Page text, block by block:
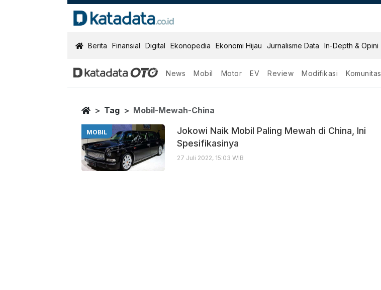
KatadataOTO
Berita Finansial Digital Ekonopedia Ekonomi Hijau Jurnalisme Data In-Depth & Opini
News Mobil Motor EV Review Modifikasi Komunitas
Mobil Mewah China
Berita Terbaru
Home
Tag Mobil-Mewah-China
MOBIL
Jokowi Naik Mobil Paling Mewah di China, Ini
Spesifikasinya
27 Juli 2022, 15:03 WIB